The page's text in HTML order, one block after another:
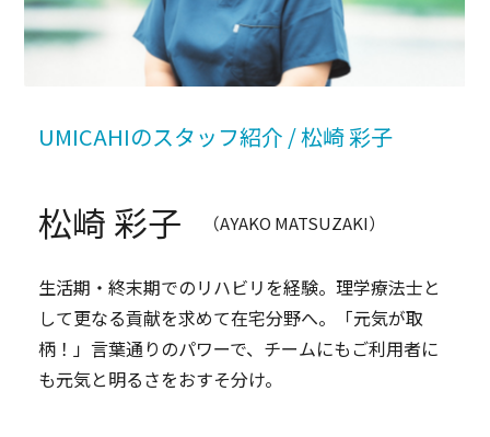
UMICAHIのスタッフ紹介 / 松崎 彩⼦
松崎 彩⼦ （AYAKO MATSUZAKI）
生活期・終末期でのリハビリを経験。理学療法士と
して更なる貢献を求めて在宅分野へ。「元気が取
柄！」言葉通りのパワーで、チームにもご利用者に
も元気と明るさをおすそ分け。